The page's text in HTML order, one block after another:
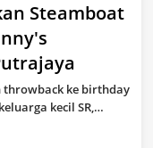
Steamboat
ke birthday
kecil SR,…